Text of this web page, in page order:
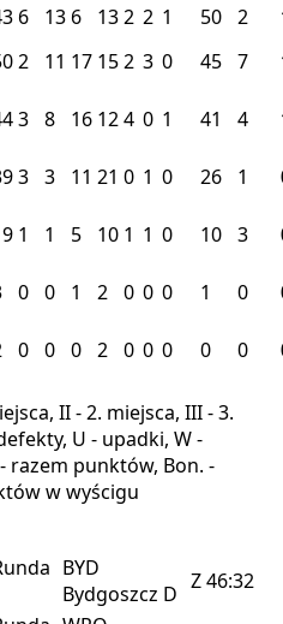
6 13 6 132 2 1 50 2
2 11 17 152 3 0 45 7
3 8 16 124 0 1 41 4
3 3 11 21 0 1 0 26 1
1 1 5 10 1 1 0 10 3
0 0 1 2 0 0 0 1 0
0 0 0 2 0 0 0 0 0
II - 2. miejsca, III - 3.
U - upadki, W -
razem punktów, Bon. -
w wyścigu
BYD
Bydgoszcz D Z46:32